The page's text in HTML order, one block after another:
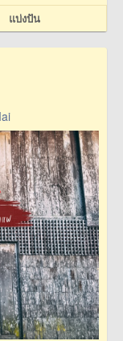
แบ่งปัน